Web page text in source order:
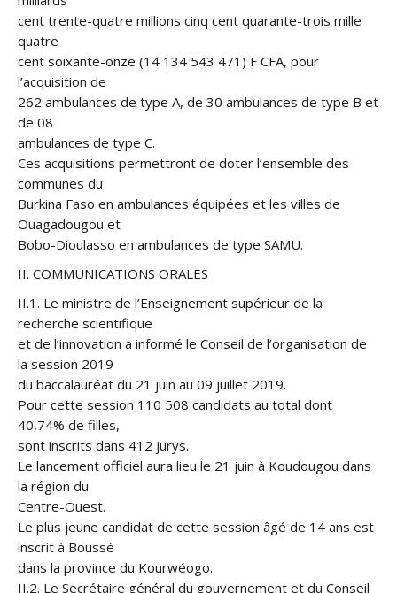
cent trente-quatre millions cinq cent quarante-trois mille
quatre
cent soixante-onze (14 134 543 471) F CFA, pour
l’acquisition de
262 ambulances de type A, de 30 ambulances de type B et
de 08
ambulances de type C.
Ces acquisitions permettront de doter l’ensemble des
communes du
Burkina Faso en ambulances équipées et les villes de
Ouagadougou et
Bobo-Dioulasso en ambulances de type SAMU.
II. COMMUNICATIONS ORALES
II.1. Le ministre de l’Enseignement supérieur de la
recherche scientifique
et de l’innovation a informé le Conseil de l’organisation de
la session 2019
du baccalauréat du 21 juin au 09 juillet 2019.
Pour cette session 110 508 candidats au total dont
40,74% de filles,
sont inscrits dans 412 jurys.
Le lancement officiel aura lieu le 21 juin à Koudougou dans
la région du
Centre-Ouest.
Le plus jeune candidat de cette session âgé de 14 ans est
inscrit à Boussé
dans la province du Kourwéogo.
II.2. Le Secrétaire général du gouvernement et du Conseil